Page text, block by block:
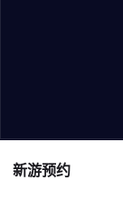
新游预约